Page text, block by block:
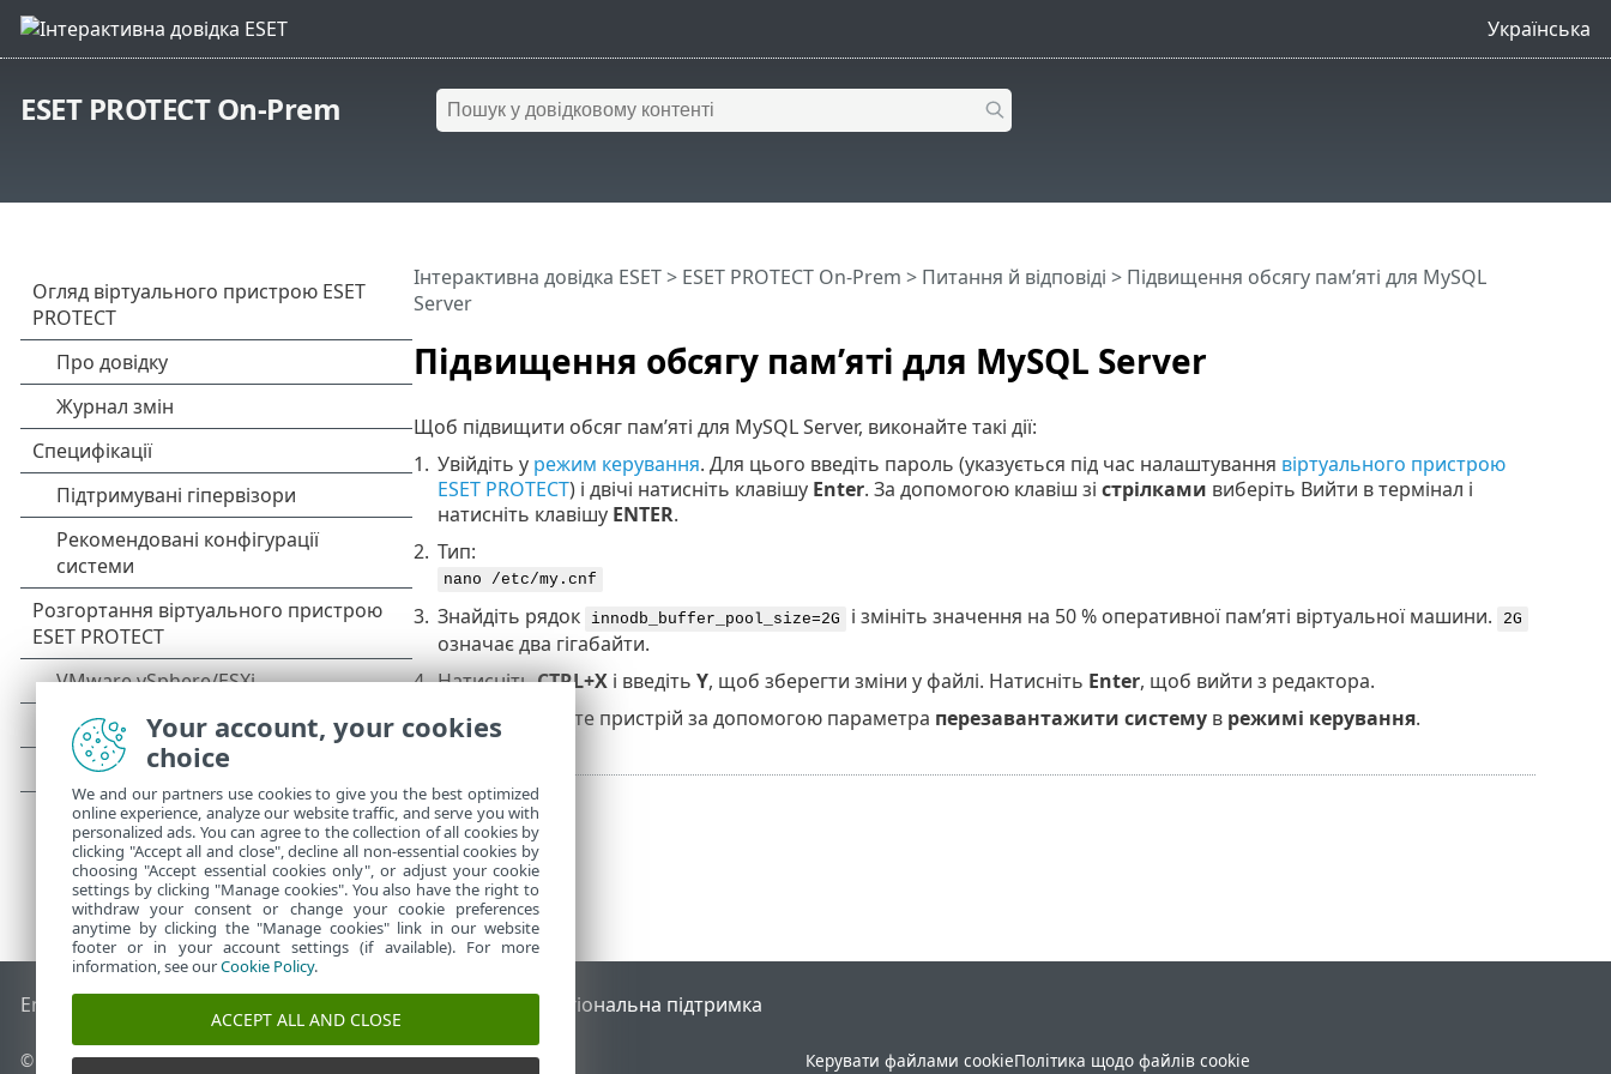
Українська
ESET PROTECT On-Prem
Підвищення обсягу пам’яті для MySQL Server
Інтерактивна довідка ESET> ESET PROTECT On-Prem > Питання й відповіді > Підвищення обсягу пам’яті для MySQL
Server
Щоб підвищити обсяг пам’яті для MySQL Server, виконайте такі дії:
1. Увійдіть у режим керування. Для цього введіть пароль (указується під час налаштування віртуального пристрою
ESET PROTECT) і двічі натисніть клавішу Enter. За допомогою клавіш зі стрілками виберіть Вийти в термінал і
натисніть клавішу ENTER.
2. Тип:
nano /etc/my.cnf
3. Знайдіть рядок innodb_buffer_pool_size=2G і змініть значення на 50 % оперативної пам’яті віртуальної машини. 2G
означає два гігабайти.
4. НатиснітьCTRL+Xі введіть Y, щоб зберегти зміни у файлі. Натисніть Enter, щоб вийти з редактора.
5. Перезавантажте пристрій за допомогою параметра перезавантажити системув режимі керування.
End of Life ESET Status Portal Регіональна підтримка
© 1992 - 2026 ESET, spol. s r.o. - Усі права захищено. Керувати файлами cookieПолітика щодо файлів cookie
Your account, your cookies
choice
We and our partners use cookies to give you the best optimized
online experience, analyze our website traffic, and serve you with
personalized ads. You can agree to the collection of all cookies by
clicking "Accept all and close", decline all non-essential cookies by
choosing "Accept essential cookies only", or adjust your cookie
settings by clicking "Manage cookies". You also have the right to
withdraw your consent or change your cookie preferences
anytime by clicking the "Manage cookies" link in our website
footer or in your account settings (if available). For more
information, see ourCookie Policy.
ACCEPT ALL AND CLOSE